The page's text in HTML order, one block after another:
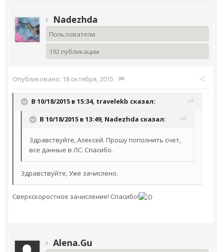
Nadezhda
Пользователи
192 публикации
Опубликовано: 18 октября, 2015 ·
В 10/18/2015 в 15:34, travelekb сказал:
В 10/18/2015 в 13:49, Nadezhda сказал:
Здравствуйте, Алексей. Прошу пополнить счет,
все данные в ЛС. Спасибо.
Здравствуйте, Уже зачислено.
Сверхскоростное зачисление! Спасибо!
Alena.Gu